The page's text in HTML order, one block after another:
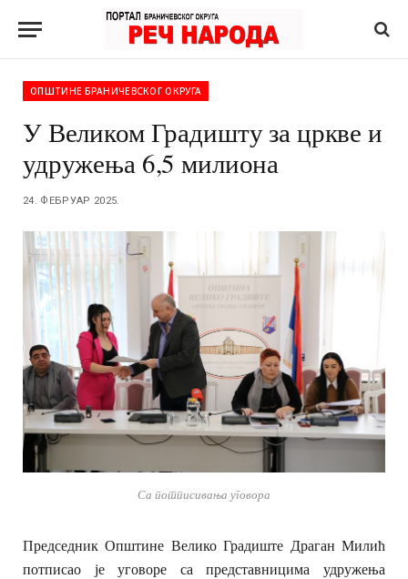
ОПШТИНЕ БРАНИЧЕВСКОГ ОКРУГА
У Великом Градишту за цркве и
удружења 6,5 милиона
24. ФЕБРУАР 2025.
Са потписивања уговора
Председник Општине Велико Градиште Драган Милић
потписао је уговоре са представницима удружења